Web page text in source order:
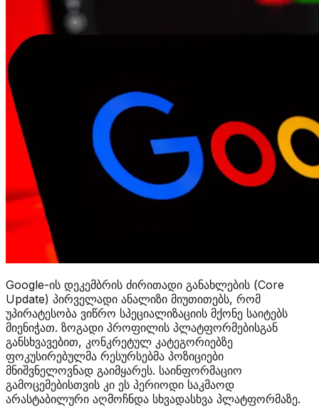
Google-ის დეკემბრის ძირითადი განახლების (Core
Update) პირველადი ანალიზი მიუთითებს, რომ
უპირატესობა ვიწრო სპეციალიზაციის მქონე საიტებს
მიენიჭათ. ზოგადი პროფილის პლატფორმებისგან
განსხვავებით, კონკრეტულ კატეგორიებზე
ფოკუსირებულმა რესურსებმა პოზიციები
მნიშვნელოვნად გაიმყარეს. საინფორმაციო
გამოცემებისთვის კი ეს პერიოდი საკმაოდ
არასტაბილური აღმოჩნდა სხვადასხვა პლატფორმაზე.